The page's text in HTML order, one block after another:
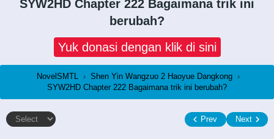
SYW2HD Chapter 222 Bagaimana trik ini
berubah?
Yuk donasi dengan klik di sini
NovelSMTL › Shen Yin Wangzuo 2 Haoyue Dangkong ›
SYW2HD Chapter 222 Bagaimana trik ini berubah?
Prev Next